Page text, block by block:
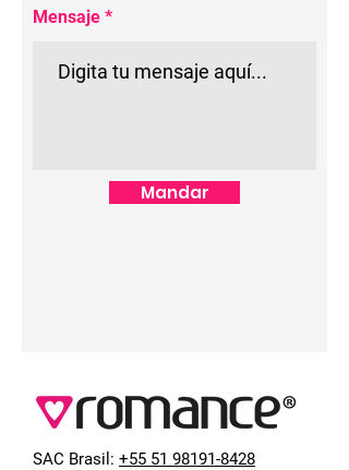
Mensaje
Mandar
SAC Brasil: +55 51 98191-8428